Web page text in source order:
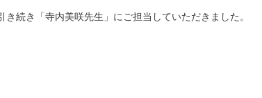
き続き「寺内美咲先生」にご担当していただきました。